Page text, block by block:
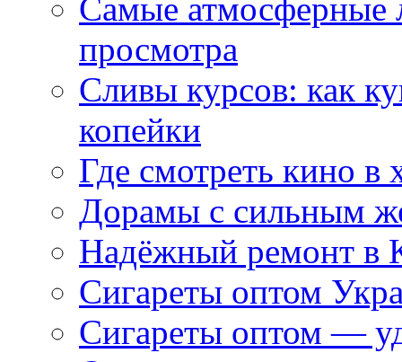
Самые атмосферные
просмотра
Сливы курсов: как
копейки
Где смотреть кино в
Дорамы с сильным
Надёжный ремонт в
Сигареты оптом
Сигареты оптом —